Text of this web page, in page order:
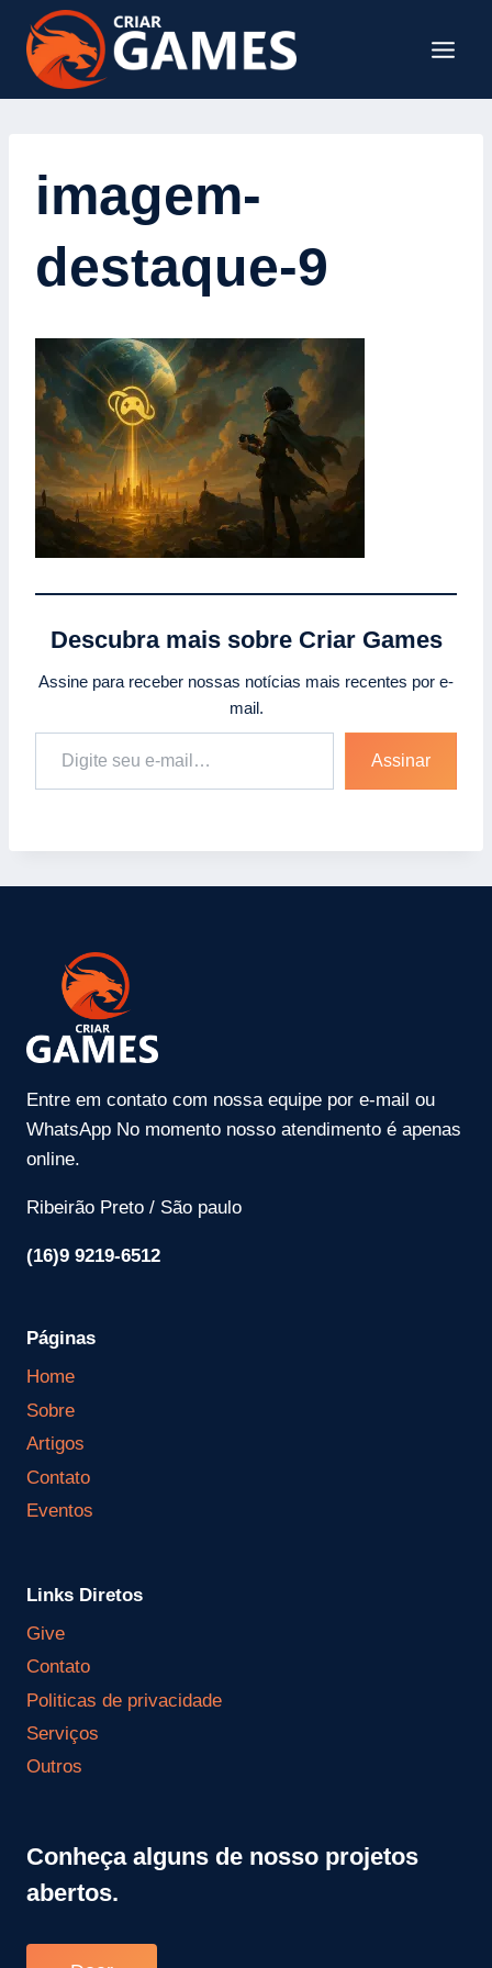
Pular
para
Conteúdo
imagem-
destaque-9
Descubra mais sobre Criar Games
Assine para receber nossas notícias mais recentes por e-
mail.
Digite seu e-mail…
Assinar
Entre em contato com nossa equipe por e-mail ou
WhatsApp No momento nosso atendimento é apenas
online.
Ribeirão Preto / São paulo
(16)9 9219-6512
Páginas
Home
Sobre
Artigos
Contato
Eventos
Links Diretos
Give
Contato
Politicas de privacidade
Serviços
Outros
Conheça alguns de nosso projetos
abertos.